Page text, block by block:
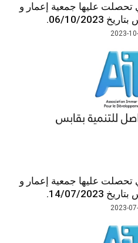
تحصلت عليها جمعية إعمار و
10/2023.
تحصلت عليها جمعية إعمار و
07/2023.